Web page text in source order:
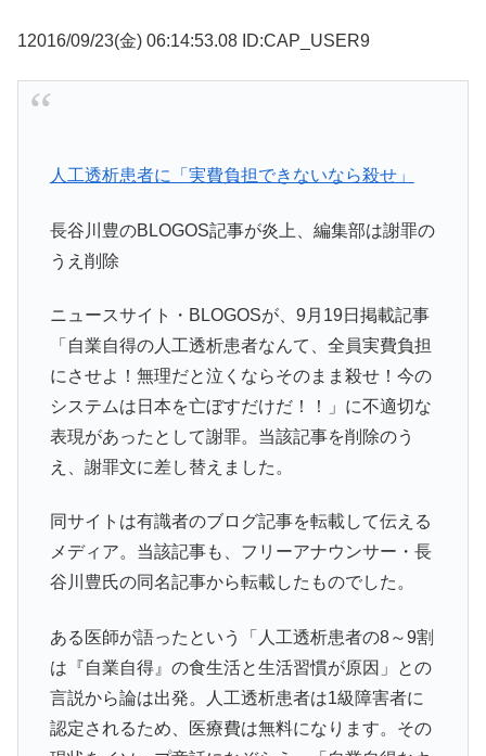
12016/09/23(金) 06:14:53.08 ID:CAP_USER9
人工透析患者に「実費負担できないなら殺せ」
長谷川豊のBLOGOS記事が炎上、編集部は謝罪の
うえ削除
ニュースサイト・BLOGOSが、9月19日掲載記事
「自業自得の人工透析患者なんて、全員実費負担
にさせよ！無理だと泣くならそのまま殺せ！今の
システムは日本を亡ぼすだけだ！！」に不適切な
表現があったとして謝罪。当該記事を削除のう
え、謝罪文に差し替えました。
同サイトは有識者のブログ記事を転載して伝える
メディア。当該記事も、フリーアナウンサー・長
谷川豊氏の同名記事から転載したものでした。
ある医師が語ったという「人工透析患者の8～9割
は『自業自得』の食生活と生活習慣が原因」との
言説から論は出発。人工透析患者は1級障害者に
認定されるため、医療費は無料になります。その